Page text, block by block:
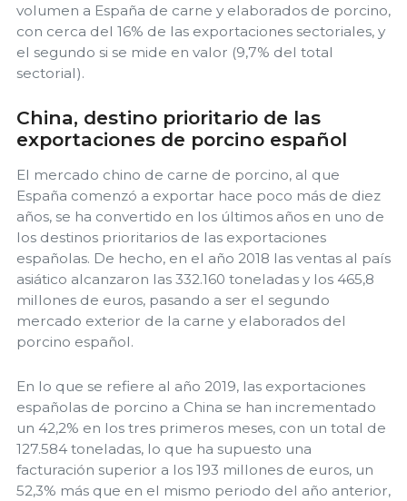
volumen a España de carne y elaborados de porcino,
con cerca del 16% de las exportaciones sectoriales, y
el segundo si se mide en valor (9,7% del total
sectorial).
China, destino prioritario de las
exportaciones de porcino español
El mercado chino de carne de porcino, al que
España comenzó a exportar hace poco más de diez
años, se ha convertido en los últimos años en uno de
los destinos prioritarios de las exportaciones
españolas. De hecho, en el año 2018 las ventas al país
asiático alcanzaron las 332.160 toneladas y los 465,8
millones de euros, pasando a ser el segundo
mercado exterior de la carne y elaborados del
porcino español.
En lo que se refiere al año 2019, las exportaciones
españolas de porcino a China se han incrementado
un 42,2% en los tres primeros meses, con un total de
127.584 toneladas, lo que ha supuesto una
facturación superior a los 193 millones de euros, un
52,3% más que en el mismo periodo del año anterior,